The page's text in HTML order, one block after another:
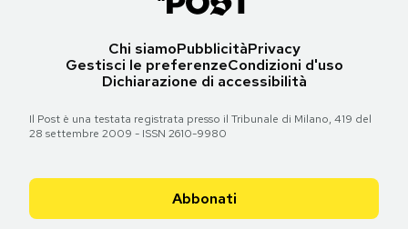
Chi siamoPubblicitàPrivacy
Gestisci le preferenzeCondizioni d'uso
Dichiarazione di accessibilità
Il Post è una testata registrata presso il Tribunale di Milano, 419 del
28 settembre 2009 - ISSN 2610-9980
Abbonati